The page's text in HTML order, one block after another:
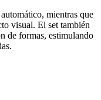
mientras que
visual. El set también
de formas, estimulando